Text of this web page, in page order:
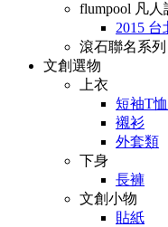
flumpool 凡人
2015 台
滾石聯名系列
文創選物
上衣
短袖T恤
襯衫
外套類
下身
長褲
文創小物
貼紙